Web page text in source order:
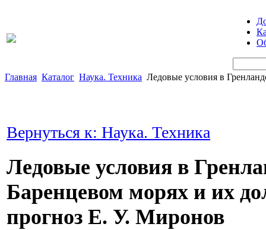
Главная Каталог Наука. Техника Ледовые условия в
Вернуться к: Наука. Техника
Ледовые условия в
Баренцевом морях и их
прогноз Е. У. Миронов